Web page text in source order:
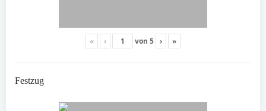
« ‹ von 5 › »
Festzug